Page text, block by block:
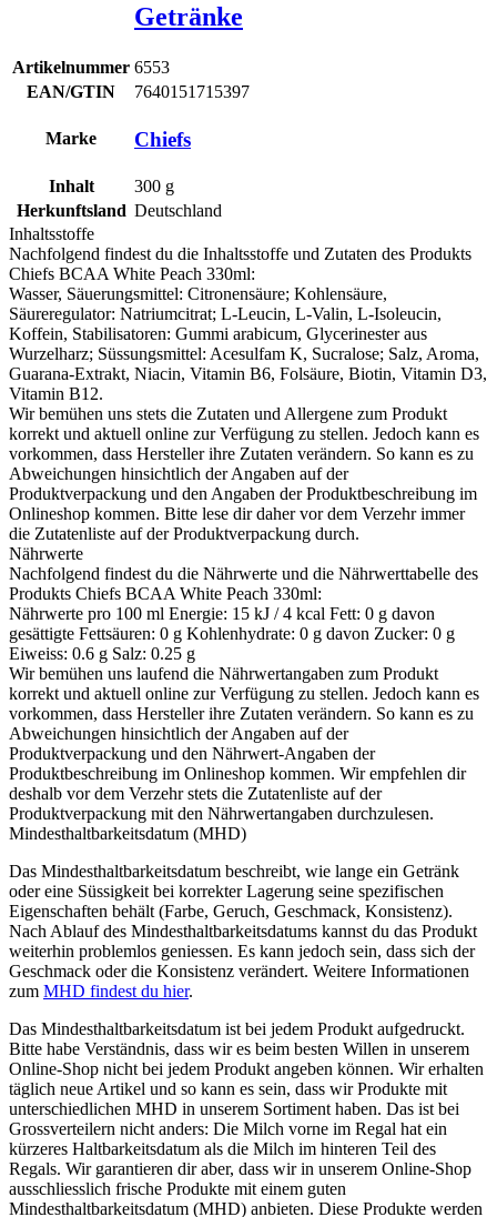
Getränke
Artikelnummer 6553
EAN/GTIN
7640151715397
Marke Chiefs
Inhalt 300 g
Herkunftsland Deutschland
Inhaltsstoffe
Nachfolgend findest du die Inhaltsstoffe und Zutaten des Produkts
Chiefs BCAA White Peach 330ml:
Wasser, Säuerungsmittel: Citronensäure; Kohlensäure,
Säureregulator: Natriumcitrat; L-Leucin, L-Valin, L-Isoleucin,
Koffein, Stabilisatoren: Gummi arabicum, Glycerinester aus
Wurzelharz; Süssungsmittel: Acesulfam K, Sucralose; Salz, Aroma,
Guarana-Extrakt, Niacin, Vitamin B6, Folsäure, Biotin, Vitamin D3,
Vitamin B12.
Wir bemühen uns stets die Zutaten und Allergene zum Produkt
korrekt und aktuell online zur Verfügung zu stellen. Jedoch kann es
vorkommen, dass Hersteller ihre Zutaten verändern. So kann es zu
Abweichungen hinsichtlich der Angaben auf der
Produktverpackung und den Angaben der Produktbeschreibung im
Onlineshop kommen. Bitte lese dir daher vor dem Verzehr immer
die Zutatenliste auf der Produktverpackung durch.
Nährwerte
Nachfolgend findest du die Nährwerte und die Nährwerttabelle des
Produkts Chiefs BCAA White Peach 330ml:
Nährwerte pro 100 ml Energie: 15 kJ / 4 kcal Fett: 0 g davon
gesättigte Fettsäuren: 0 g Kohlenhydrate: 0 g davon Zucker: 0 g
Eiweiss: 0.6 g Salz: 0.25 g
Wir bemühen uns laufend die Nährwertangaben zum Produkt
korrekt und aktuell online zur Verfügung zu stellen. Jedoch kann es
vorkommen, dass Hersteller ihre Zutaten verändern. So kann es zu
Abweichungen hinsichtlich der Angaben auf der
Produktverpackung und den Nährwert-Angaben der
Produktbeschreibung im Onlineshop kommen. Wir empfehlen dir
deshalb vor dem Verzehr stets die Zutatenliste auf der
Produktverpackung mit den Nährwertangaben durchzulesen.
Mindesthaltbarkeitsdatum (MHD)
Das Mindesthaltbarkeitsdatum beschreibt, wie lange ein Getränk
oder eine Süssigkeit bei korrekter Lagerung seine spezifischen
Eigenschaften behält (Farbe, Geruch, Geschmack, Konsistenz).
Nach Ablauf des Mindesthaltbarkeitsdatums kannst du das Produkt
weiterhin problemlos geniessen. Es kann jedoch sein, dass sich der
Geschmack oder die Konsistenz verändert. Weitere Informationen
zum MHD findest du hier.
Das Mindesthaltbarkeitsdatum ist bei jedem Produkt aufgedruckt.
Bitte habe Verständnis, dass wir es beim besten Willen in unserem
Online-Shop nicht bei jedem Produkt angeben können. Wir erhalten
täglich neue Artikel und so kann es sein, dass wir Produkte mit
unterschiedlichen MHD in unserem Sortiment haben. Das ist bei
Grossverteilern nicht anders: Die Milch vorne im Regal hat ein
kürzeres Haltbarkeitsdatum als die Milch im hinteren Teil des
Regals. Wir garantieren dir aber, dass wir in unserem Online-Shop
ausschliesslich frische Produkte mit einem guten
Mindesthaltbarkeitsdatum (MHD) anbieten. Diese Produkte werden